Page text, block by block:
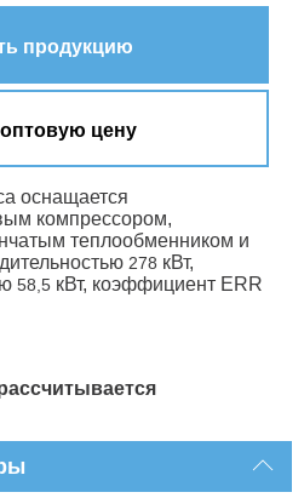
продукцию
цену
оснащается
компрессором,
теплообменником и
278 кВт,
58,5 кВт, коэффициент ERR